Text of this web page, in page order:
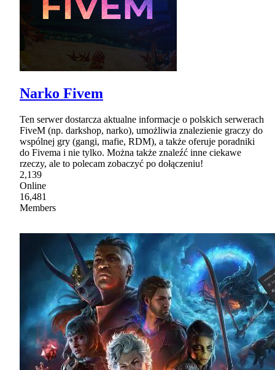
Narko Fivem
Ten serwer dostarcza aktualne informacje o polskich serwerach
FiveM (np. darkshop, narko), umożliwia znalezienie graczy do
wspólnej gry (gangi, mafie, RDM), a także oferuje poradniki
do Fivema i nie tylko. Można także znaleźć inne ciekawe
rzeczy, ale to polecam zobaczyć po dołączeniu!
2,139
Online
16,481
Members